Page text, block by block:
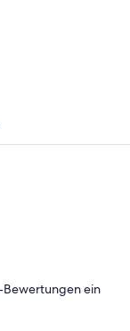
Bewertungen ein